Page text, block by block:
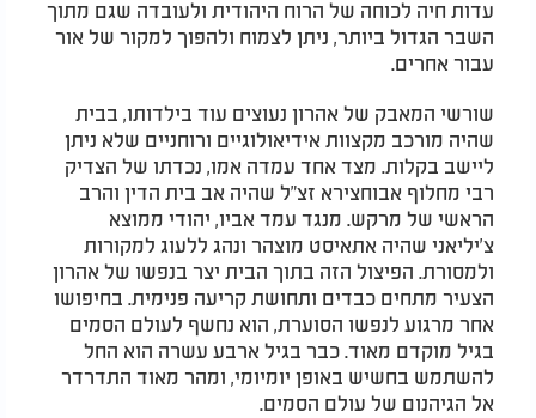
עדות חיה לכוחה של הרוח היהודית ולעובדה שגם מתוך
השבר הגדול ביותר, ניתן לצמוח ולהפוך למקור של אור
עבור אחרים.
שורשי המאבק של אהרון נעוצים עוד בילדותו, בבית
שהיה מורכב מקצוות אידיאולוגיים ורוחניים שלא ניתן
ליישב בקלות. מצד אחד עמדה אמו, נכדתו של הצדיק
רבי מחלוף אבוחצירא זצ"ל שהיה אב בית הדין והרב
הראשי של מרקש. מנגד עמד אביו, יהודי ממוצא
צ'יליאני שהיה אתאיסט מוצהר ונהג ללעוג למקורות
ולמסורת. הפיצול הזה בתוך הבית יצר בנפשו של אהרון
הצעיר מתחים כבדים ותחושת קריעה פנימית. בחיפושו
אחר מרגוע לנפשו הסוערת, הוא נחשף לעולם הסמים
בגיל מוקדם מאוד. כבר בגיל ארבע עשרה הוא החל
להשתמש בחשיש באופן יומיומי, ומהר מאוד התדרדר
אל הגיהנום של עולם הסמים.